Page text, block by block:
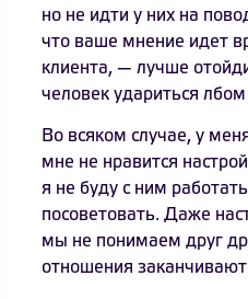
но не идти у них на
что ваше мнение идет
клиента, — лучше
человек удариться
Во всяком случае, у
мне не нравится
я не буду с ним
посоветовать. Даже
мы не понимаем друг
отношения